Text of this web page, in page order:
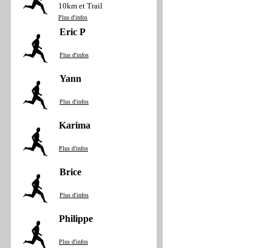
10km et Trail
Plus d'infos
Eric P
Plus d'infos
Yann
Plus d'infos
Karima
Plus d'infos
Brice
Plus d'infos
Philippe
Plus d'infos